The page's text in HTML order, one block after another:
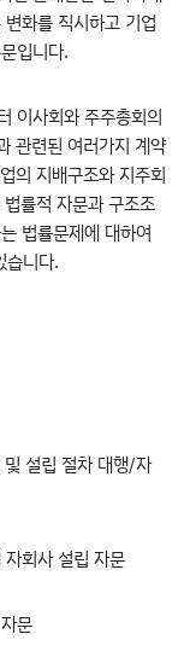
화를 직시하고 기업
입니다.
이사회와 주주총회의
관련된 여러가지 계약
의 지배구조와 지주회
률적 자문과 구조조
법률문제에 대하여
습니다.
설립 절차 대행/자
회사 설립 자문
문